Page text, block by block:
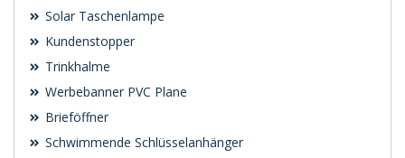
Solar Taschenlampe
Kundenstopper
Trinkhalme
Werbebanner PVC Plane
Brieföffner
Schwimmende Schlüsselanhänger